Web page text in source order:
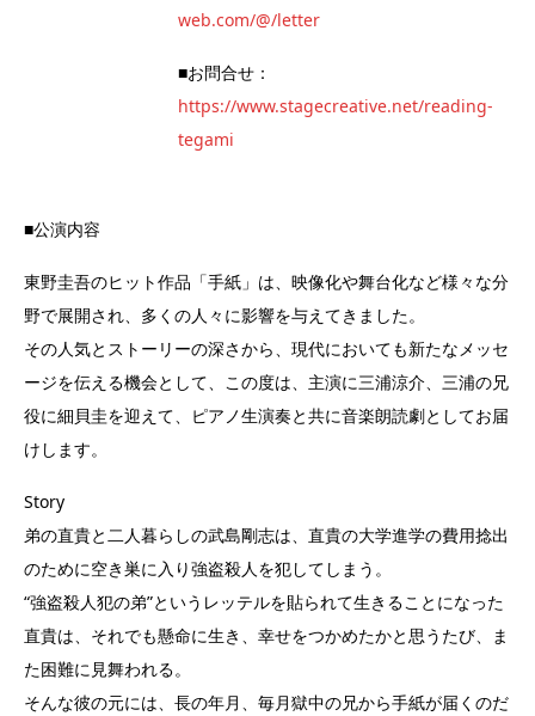
web.com/@/letter
■お問合せ：
https://www.stagecreative.net/reading-
tegami
■公演内容
東野圭吾のヒット作品「手紙」は、映像化や舞台化など様々な分
野で展開され、多くの人々に影響を与えてきました。
その人気とストーリーの深さから、現代においても新たなメッセ
ージを伝える機会として、この度は、主演に三浦涼介、三浦の兄
役に細貝圭を迎えて、ピアノ生演奏と共に音楽朗読劇としてお届
けします。
Story
弟の直貴と二人暮らしの武島剛志は、直貴の大学進学の費用捻出
のために空き巣に入り強盗殺人を犯してしまう。
“強盗殺人犯の弟”というレッテルを貼られて生きることになった
直貴は、それでも懸命に生き、幸せをつかめたかと思うたび、ま
た困難に見舞われる。
そんな彼の元には、長の年月、毎月獄中の兄から手紙が届くのだ